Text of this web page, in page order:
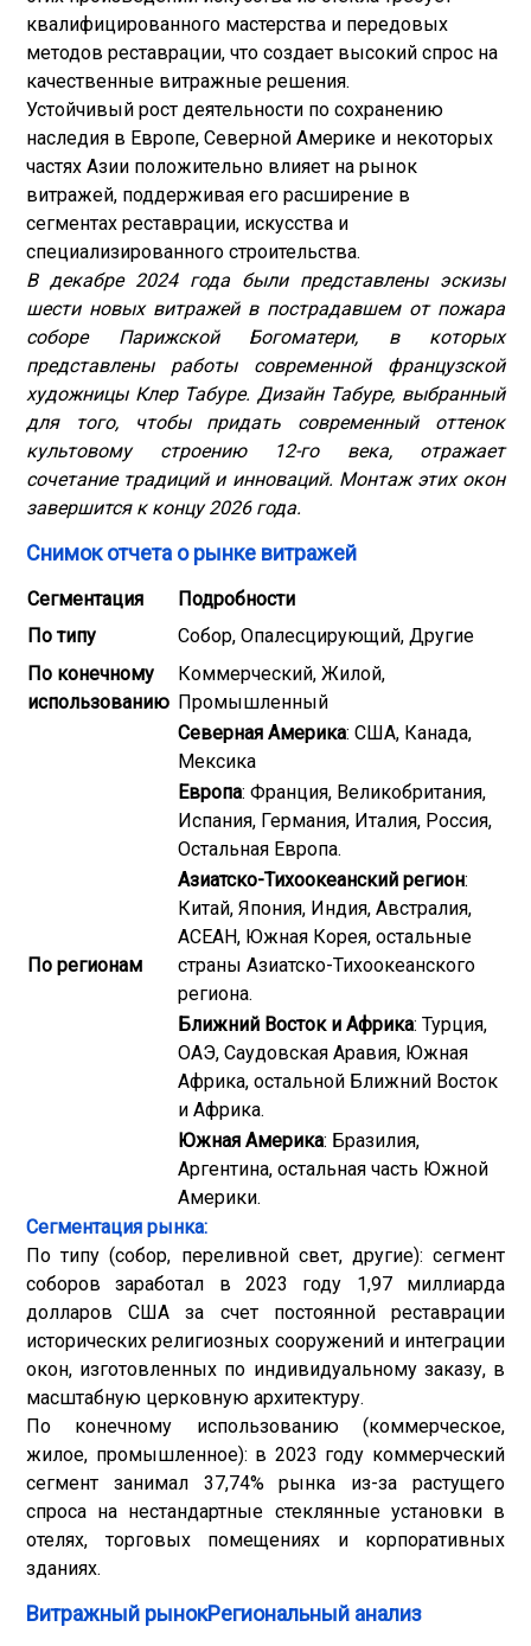
квалифицированного мастерства и передовых
методов реставрации, что создает высокий спрос на
качественные витражные решения.
Устойчивый рост деятельности по сохранению
наследия в Европе, Северной Америке и некоторых
частях Азии положительно влияет на рынок
витражей, поддерживая его расширение в
сегментах реставрации, искусства и
специализированного строительства.
В декабре 2024 года были представлены эскизы
шести новых витражей в пострадавшем от пожара
соборе Парижской Богоматери, в которых
представлены работы современной французской
художницы Клер Табуре. Дизайн Табуре, выбранный
для того, чтобы придать современный оттенок
культовому строению 12-го века, отражает
сочетание традиций и инноваций. Монтаж этих окон
завершится к концу 2026 года.
Снимок отчета о рынке витражей
Сегментация
Подробности
По типу
Собор, Опалесцирующий, Другие
По конечному
использованию
Коммерческий, Жилой,
Промышленный
По регионам
Северная Америка: США, Канада,
Мексика
Европа: Франция, Великобритания,
Испания, Германия, Италия, Россия,
Остальная Европа.
Азиатско-Тихоокеанский регион:
Китай, Япония, Индия, Австралия,
АСЕАН, Южная Корея, остальные
страны Азиатско-Тихоокеанского
региона.
Ближний Восток и Африка: Турция,
ОАЭ, Саудовская Аравия, Южная
Африка, остальной Ближний Восток
и Африка.
Южная Америка: Бразилия,
Аргентина, остальная часть Южной
Америки.
Сегментация рынка:
По типу (собор, переливной свет, другие): сегмент
соборов заработал в 2023 году 1,97 миллиарда
долларов США за счет постоянной реставрации
исторических религиозных сооружений и интеграции
окон, изготовленных по индивидуальному заказу, в
масштабную церковную архитектуру.
По конечному использованию (коммерческое,
жилое, промышленное): в 2023 году коммерческий
сегмент занимал 37,74% рынка из-за растущего
спроса на нестандартные стеклянные установки в
отелях, торговых помещениях и корпоративных
зданиях.
Витражный рынокРегиональный анализ